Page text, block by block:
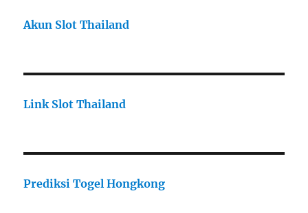
Akun Slot Thailand
Link Slot Thailand
Prediksi Togel Hongkong